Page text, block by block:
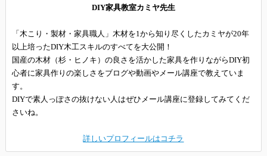
DIY家具教室カミヤ先生
「木こり・製材・家具職人」木材を1から知り尽くしたカミヤが20年
以上培ったDIY木工スキルのすべてを大公開！
国産の木材（杉・ヒノキ）の良さを活かした家具を作りながらDIY初
心者に家具作りの楽しさをブログや動画やメール講座で教えていま
す。
DIYで素人っぽさの抜けない人はぜひメール講座に登録してみてくだ
さいね。
詳しいプロフィールはコチラ